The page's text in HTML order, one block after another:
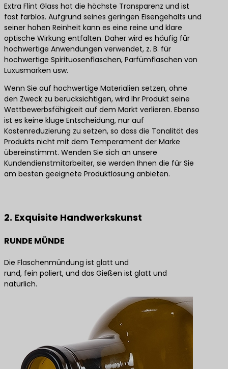
Extra Flint Glass hat die höchste Transparenz und ist
fast farblos. Aufgrund seines geringen Eisengehalts und
seiner hohen Reinheit kann es eine reine und klare
optische Wirkung entfalten. Daher wird es häufig für
hochwertige Anwendungen verwendet, z. B. für
hochwertige Spirituosenflaschen, Parfümflaschen von
Luxusmarken usw.
Wenn Sie auf hochwertige Materialien setzen, ohne
den Zweck zu berücksichtigen, wird Ihr Produkt seine
Wettbewerbsfähigkeit auf dem Markt verlieren. Ebenso
ist es keine kluge Entscheidung, nur auf
Kostenreduzierung zu setzen, so dass die Tonalität des
Produkts nicht mit dem Temperament der Marke
übereinstimmt. Wenden Sie sich an unsere
Kundendienstmitarbeiter, sie werden Ihnen die für Sie
am besten geeignete Produktlösung anbieten.
2. Exquisite Handwerkskunst
RUNDE MÜNDE
Die Flaschenmündung ist glatt und
rund, fein poliert, und das Gießen ist glatt und
natürlich.